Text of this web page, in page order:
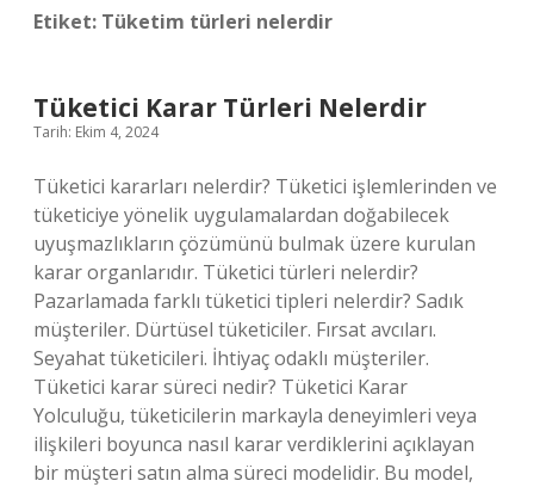
Etiket: Tüketim türleri nelerdir
Tüketici Karar Türleri Nelerdir
Tarih: Ekim 4, 2024
Tüketici kararları nelerdir? Tüketici işlemlerinden ve
tüketiciye yönelik uygulamalardan doğabilecek
uyuşmazlıkların çözümünü bulmak üzere kurulan
karar organlarıdır. Tüketici türleri nelerdir?
Pazarlamada farklı tüketici tipleri nelerdir? Sadık
müşteriler. Dürtüsel tüketiciler. Fırsat avcıları.
Seyahat tüketicileri. İhtiyaç odaklı müşteriler.
Tüketici karar süreci nedir? Tüketici Karar
Yolculuğu, tüketicilerin markayla deneyimleri veya
ilişkileri boyunca nasıl karar verdiklerini açıklayan
bir müşteri satın alma süreci modelidir. Bu model,